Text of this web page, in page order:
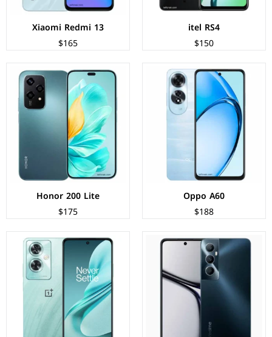
itel RS4
$150
Xiaomi Redmi 13
$165
Oppo A60
$188
Honor 200 Lite
$175
الشاشة:IPS LCD بحجم 6.67 بوصة بدقة FHD+
المعالج:Mediatek Helio G85
الكاميرات: خلفية 50+2 م.ب / امامية 8 م.ب
الذاكرة+الرام:128/256 + 6/8 جيجابايت
نظام التشغيل:
البطارية:
عرض المواصفات ←
الشاشة:IPS LCD بحجم 6.72 بوصة بدقة FHD+
المعالج:Mediatek Dimensity 6020
الكاميرات:خلفية 50+2 م.ب / امامية 8 م.ب
الذاكرة+الرام:128 + 4 جيجابايت
نظام التشغيل:Android 13
البطارية:5000 مللي أمبير - 33 واط
عرض المواصفات ←
IPS LCD بحجم 6.72 بوصة بدقة FHD+
الكاميرات:خلفية 50+2 م.ب / امامية 8 م.ب
الذاكرة+الرام:
نظام التشغيل:
البطارية:
عرض المواصفات ←
الشاشة:AMOLED بحجم 6.78 بوصة بدقة FHD+
المعالج:Mediatek Helio G99 Ultimate
الكاميرات:خلفية 108+2 م.ب/ امامية 32 م.ب.
الذاكرة+الرام:
نظام التشغيل:Android 14
عرض المواصفات ←